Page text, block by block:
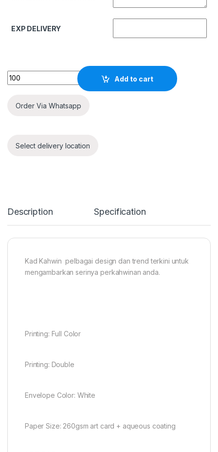
EXP DELIVERY
Quantity
Add to cart
Order Via Whatsapp
Select delivery location
Description Specification
Kad Kahwin pelbagai design dan trend terkini untuk
mengambarkan serinya perkahwinan anda.
Printing: Full Color
Printing: Double
Envelope Color: White
Paper Size: 260gsm art card + aqueous coating